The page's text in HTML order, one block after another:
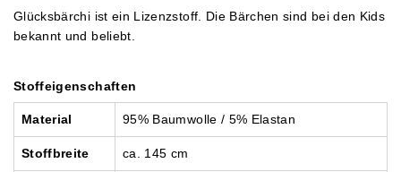
Glücksbärchi ist ein Lizenzstoff. Die Bärchen sind bei den Kids
bekannt und beliebt.
Stoffeigenschaften
Material 95% Baumwolle / 5% Elastan
Stoffbreite ca. 145 cm